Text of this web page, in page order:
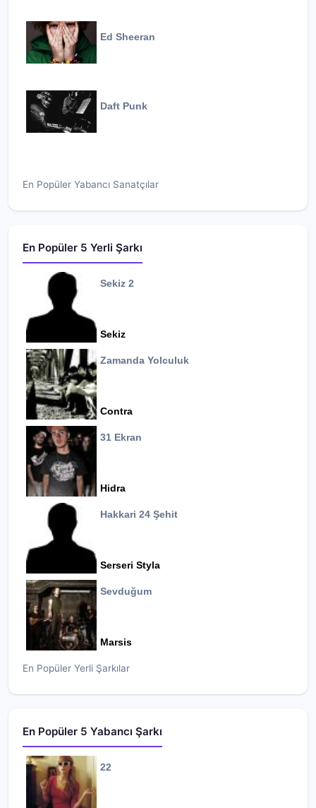
Ed Sheeran
Daft Punk
En Popüler Yabancı Sanatçılar
En Popüler 5 Yerli Şarkı
Sekiz 2
Sekiz
Zamanda Yolculuk
Contra
31 Ekran
Hidra
Hakkari 24 Şehit
Serseri Styla
Sevduğum
Marsis
En Popüler Yerli Şarkılar
En Popüler 5 Yabancı Şarkı
22